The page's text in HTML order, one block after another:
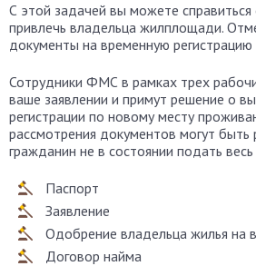
С этой задачей вы можете справиться
привлечь владельца жилплощади.
документы на временную
Сотрудники ФМС в рамках трех
ваше заявлении и примут решение о
регистрации по новому месту
рассмотрения документов могут быть
гражданин не в состоянии подать весь
Паспорт
Заявление
Одобрение владельца жилья на
Договор найма